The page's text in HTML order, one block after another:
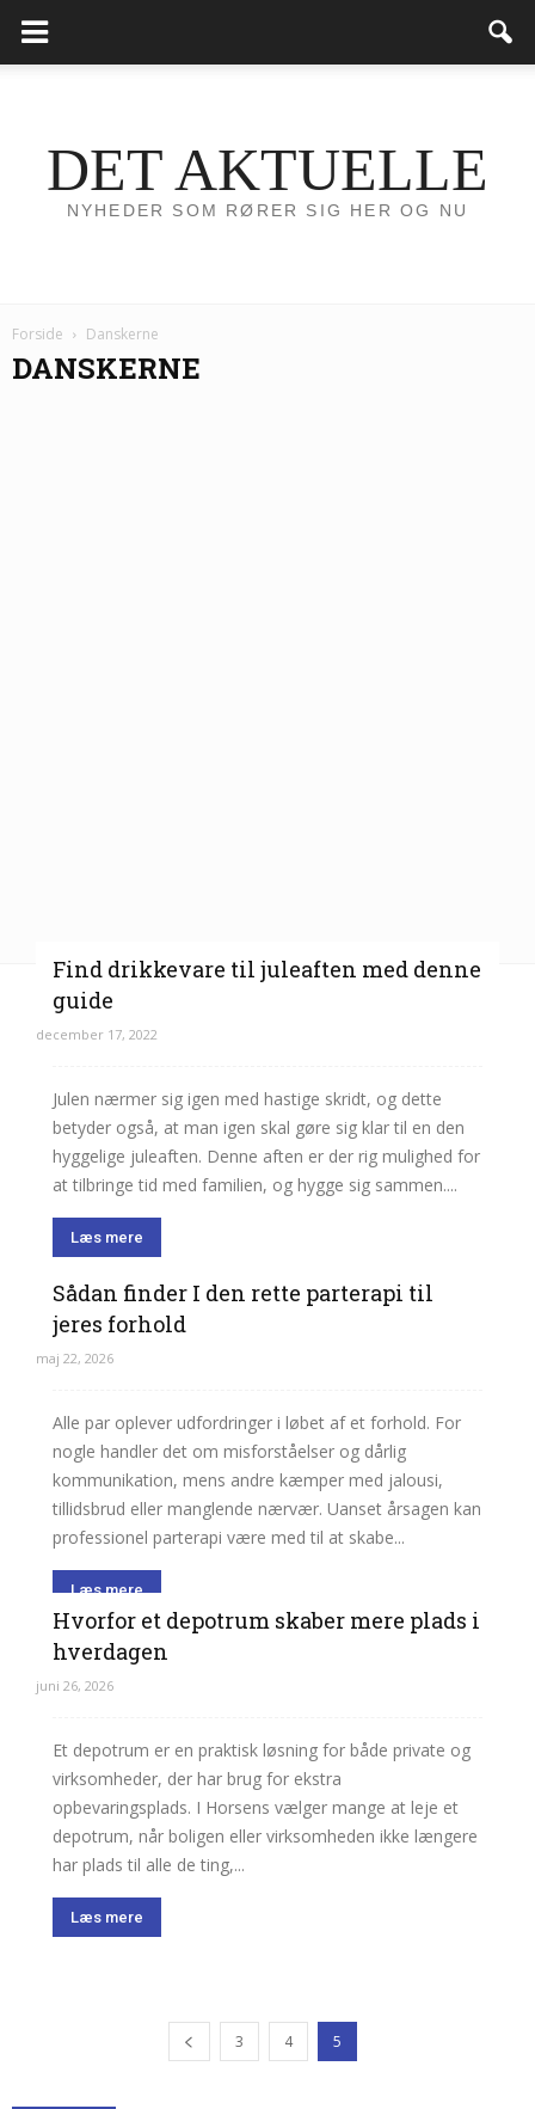
DET AKTUELLE
NYHEDER SOM RØRER SIG HER OG NU
Forside Danskerne
DANSKERNE
Find drikkevare til juleaften med denne
guide
december 17, 2022
Julen nærmer sig igen med hastige skridt, og dette
betyder også, at man igen skal gøre sig klar til en den
hyggelige juleaften. Denne aften er der rig mulighed for
at tilbringe tid med familien, og hygge sig sammen....
Læs mere
Sådan finder I den rette parterapi til
jeres forhold
maj 22, 2026
Alle par oplever udfordringer i løbet af et forhold. For
nogle handler det om misforståelser og dårlig
kommunikation, mens andre kæmper med jalousi,
tillidsbrud eller manglende nærvær. Uanset årsagen kan
professionel parterapi være med til at skabe...
Læs mere
Hvorfor et depotrum skaber mere plads i
hverdagen
juni 26, 2026
Et depotrum er en praktisk løsning for både private og
virksomheder, der har brug for ekstra
opbevaringsplads. I Horsens vælger mange at leje et
depotrum, når boligen eller virksomheden ikke længere
har plads til alle de ting,...
Læs mere
3 4 5